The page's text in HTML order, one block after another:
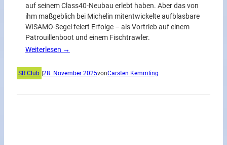
auf seinem Class40-Neubau erlebt haben. Aber das von
ihm maßgeblich bei Michelin mitentwickelte aufblasbare
WISAMO-Segel feiert Erfolge – als Vortrieb auf einem
Patrouillenboot und einem Fischtrawler.
Weiterlesen →
SR Club 28. November 2025vonCarsten Kemmling